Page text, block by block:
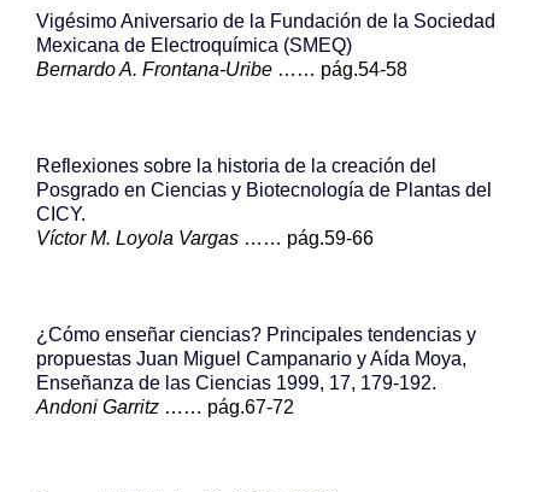
Vigésimo Aniversario de la Fundación de la Sociedad
Mexicana de Electroquímica (SMEQ)
Bernardo A. Frontana-Uribe …… pág.54-58
Reflexiones sobre la historia de la creación del
Posgrado en Ciencias y Biotecnología de Plantas del
CICY.
Víctor M. Loyola Vargas …… pág.59-66
¿Cómo enseñar ciencias? Principales tendencias y
propuestas Juan Miguel Campanario y Aída Moya,
Enseñanza de las Ciencias 1999, 17, 179-192.
Andoni Garritz …… pág.67-72